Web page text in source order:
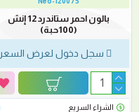
بالون احمر ستاندرد 12 إنش
(100حبة)
سجل دخول لعرض السعر
الشراء السريع